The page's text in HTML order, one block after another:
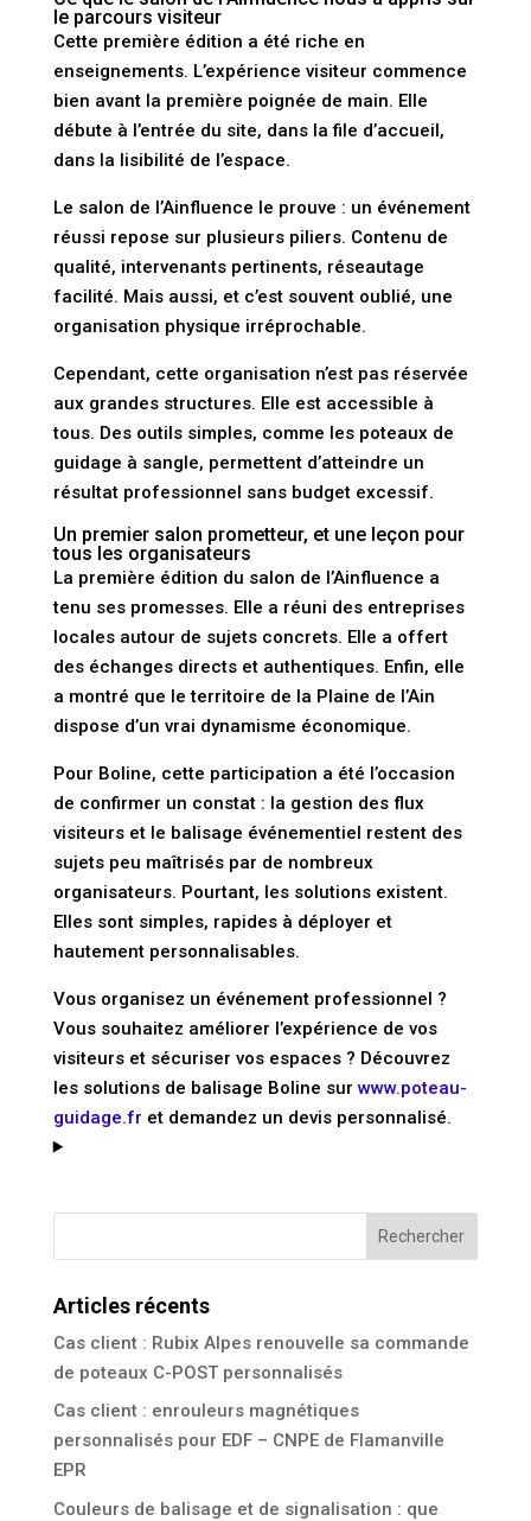
le parcours visiteur
Cette première édition a été riche en
enseignements. L’expérience visiteur commence
bien avant la première poignée de main. Elle
débute à l’entrée du site, dans la file d’accueil,
dans la lisibilité de l’espace.
Le salon de l’Ainfluence le prouve : un événement
réussi repose sur plusieurs piliers. Contenu de
qualité, intervenants pertinents, réseautage
facilité. Mais aussi, et c’est souvent oublié, une
organisation physique irréprochable.
Cependant, cette organisation n’est pas réservée
aux grandes structures. Elle est accessible à
tous. Des outils simples, comme les poteaux de
guidage à sangle, permettent d’atteindre un
résultat professionnel sans budget excessif.
Un premier salon prometteur, et une leçon pour
tous les organisateurs
La première édition du salon de l’Ainfluence a
tenu ses promesses. Elle a réuni des entreprises
locales autour de sujets concrets. Elle a offert
des échanges directs et authentiques. Enfin, elle
a montré que le territoire de la Plaine de l’Ain
dispose d’un vrai dynamisme économique.
Pour Boline, cette participation a été l’occasion
de confirmer un constat : la gestion des flux
visiteurs et le balisage événementiel restent des
sujets peu maîtrisés par de nombreux
organisateurs. Pourtant, les solutions existent.
Elles sont simples, rapides à déployer et
hautement personnalisables.
Vous organisez un événement professionnel ?
Vous souhaitez améliorer l’expérience de vos
visiteurs et sécuriser vos espaces ? Découvrez
les solutions de balisage Boline sur www.poteau-
guidage.fr et demandez un devis personnalisé.
Articles récents
Cas client : Rubix Alpes renouvelle sa commande
de poteaux C-POST personnalisés
Cas client : enrouleurs magnétiques
personnalisés pour EDF – CNPE de Flamanville
EPR
Couleurs de balisage et de signalisation : que